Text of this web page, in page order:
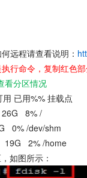
远程请查看说明：
行命令，复制红色
看分区情况
用%% 挂载点
8% /
/dev/shm
2% /home
如图所示：